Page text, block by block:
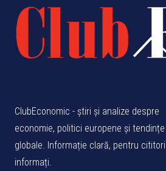
ClubEconomic - știri și analize despre
economie, politici europene și tendințe
globale. Informație clară, pentru cititori
informați.